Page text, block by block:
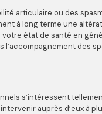
articulaire ou des
à long terme une
état de santé en
l’accompagnement des
s’intéressent
auprès d’eux à